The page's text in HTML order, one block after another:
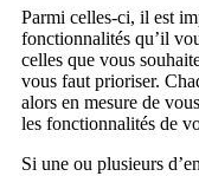
Parmi celles-ci, il est
fonctionnalités qu’il
celles que vous
vous faut prioriser.
alors en mesure de
les fonctionnalités de
Si une ou plusieurs